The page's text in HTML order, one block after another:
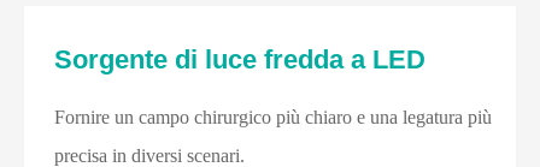
Sorgente di luce fredda a LED
Fornire un campo chirurgico più chiaro e una legatura più
precisa in diversi scenari.